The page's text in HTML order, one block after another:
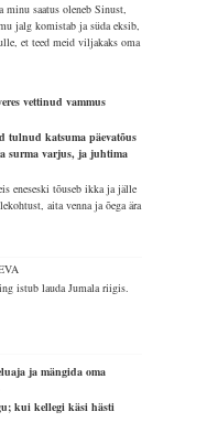
minu saatus oleneb Sinust,
jalg komistab ja süda eksib,
et teed meid viljakaks oma
vettinud vammus
tulnud katsuma päevatõus
surma varjus, ja juhtima
eneseski tõuseb ikka ja jälle
aita venna ja õega ära
istub lauda Jumala riigis.
ja mängida oma
kui kellegi käsi hästi